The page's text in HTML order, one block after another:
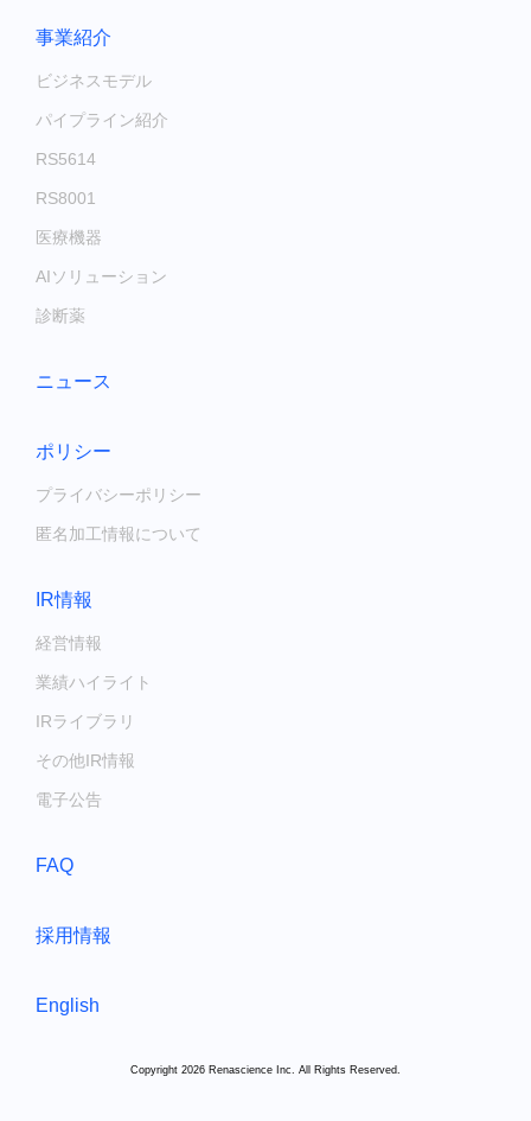
事業紹介
ビジネスモデル
パイプライン紹介
RS5614
RS8001
医療機器
AIソリューション
診断薬
ニュース
ポリシー
プライバシーポリシー
匿名加工情報について
IR情報
経営情報
業績ハイライト
IRライブラリ
その他IR情報
電子公告
FAQ
採用情報
English
Copyright 2026 Renascience Inc. All Rights Reserved.